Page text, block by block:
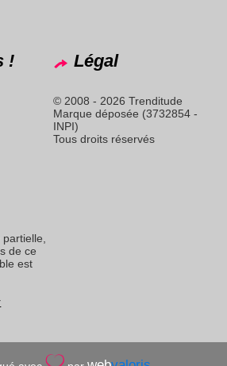
! Légal
© 2008 - 2026 Trenditude
Marque déposée (3732854 -
INPI)
Tous droits réservés
de ce
est